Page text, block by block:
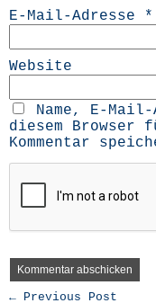
E-Mail-Adresse *
Website
Name, E-
diesem Browser
Kommentar
← Previous Post